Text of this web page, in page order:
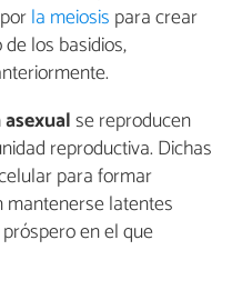
la meiosis para crear
los basidios,
asexualse reproducen
reproductiva. Dichas
para formar
mantenerse latentes
en el que